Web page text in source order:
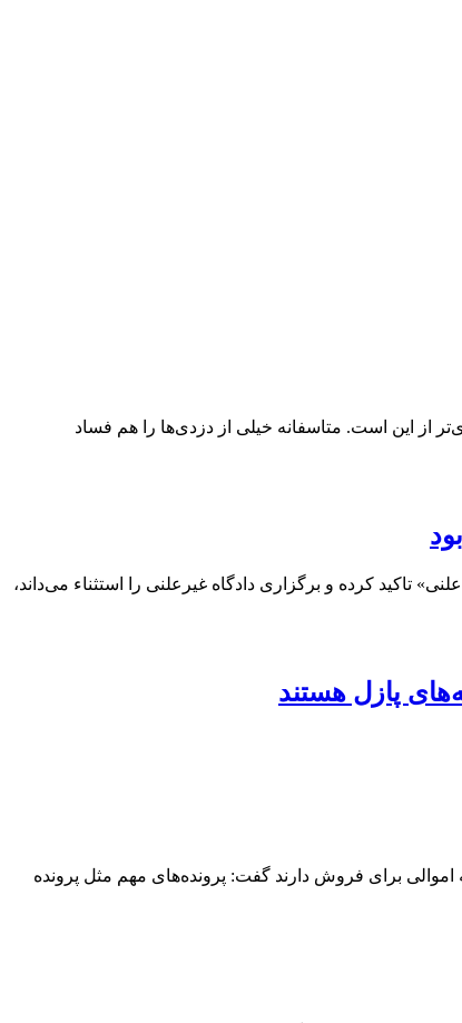
از این است. متاسفانه خیلی از دزدی‌ها را هم فساد
درست اصل ۱۶۵ قانون اساسی که بر انجام «محاکمات علنی» تاکید کرده و برگزاری دادگاه غیرعلنی را استثناء می‌داند،
پازل هستند
برای فروش دارند گفت: پرونده‌های مهم مثل پرونده